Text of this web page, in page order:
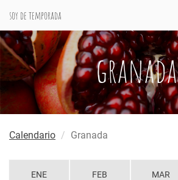
soy de temporada
granada
Calendario Granada
ENE FEB MAR